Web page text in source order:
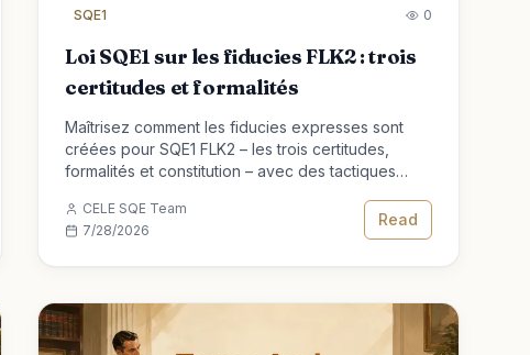
SQE1 0
Loi SQE1 sur les fiducies FLK2 : trois
certitudes et formalités
Maîtrisez comment les fiducies expresses sont
créées pour SQE1 FLK2 – les trois certitudes,
formalités et constitution – avec des tactiques
CELE SQE Team
7/28/2026
Read